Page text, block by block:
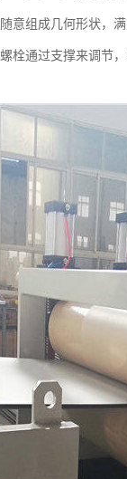
意组成几何形状，满
栓通过支撑来调节